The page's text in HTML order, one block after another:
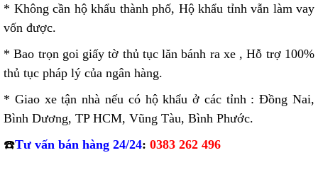
* Không cần hộ khẩu thành phố, Hộ khẩu tỉnh vẫn làm vay
vốn được.
* Bao trọn goi giấy tờ thủ tục lăn bánh ra xe , Hỗ trợ 100%
thủ tục pháp lý của ngân hàng.
* Giao xe tận nhà nếu có hộ khẩu ở các tỉnh : Đồng Nai,
Bình Dương, TP HCM, Vũng Tàu, Bình Phước.
☎️Tư vấn bán hàng 24/24: 0383 262 496